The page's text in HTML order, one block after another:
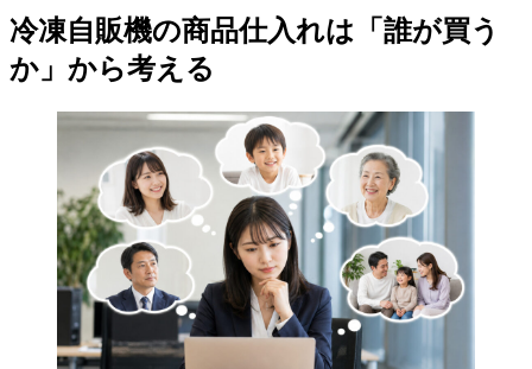
冷凍自販機の商品仕入れは「誰が買う
か」から考える